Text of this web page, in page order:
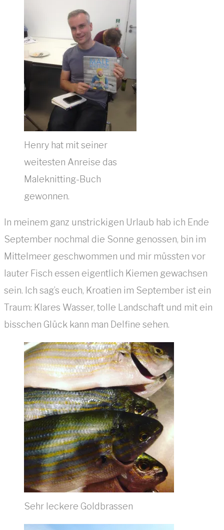
Henry hat mit seiner
weitesten Anreise das
Maleknitting-Buch
gewonnen.
In meinem ganz unstrickigen Urlaub hab ich Ende
September nochmal die Sonne genossen, bin im
Mittelmeer geschwommen und mir müssten vor
lauter Fisch essen eigentlich Kiemen gewachsen
sein. Ich sag’s euch, Kroatien im September ist ein
Traum: Klares Wasser, tolle Landschaft und mit ein
bisschen Glück kann man Delfine sehen.
Sehr leckere Goldbrassen